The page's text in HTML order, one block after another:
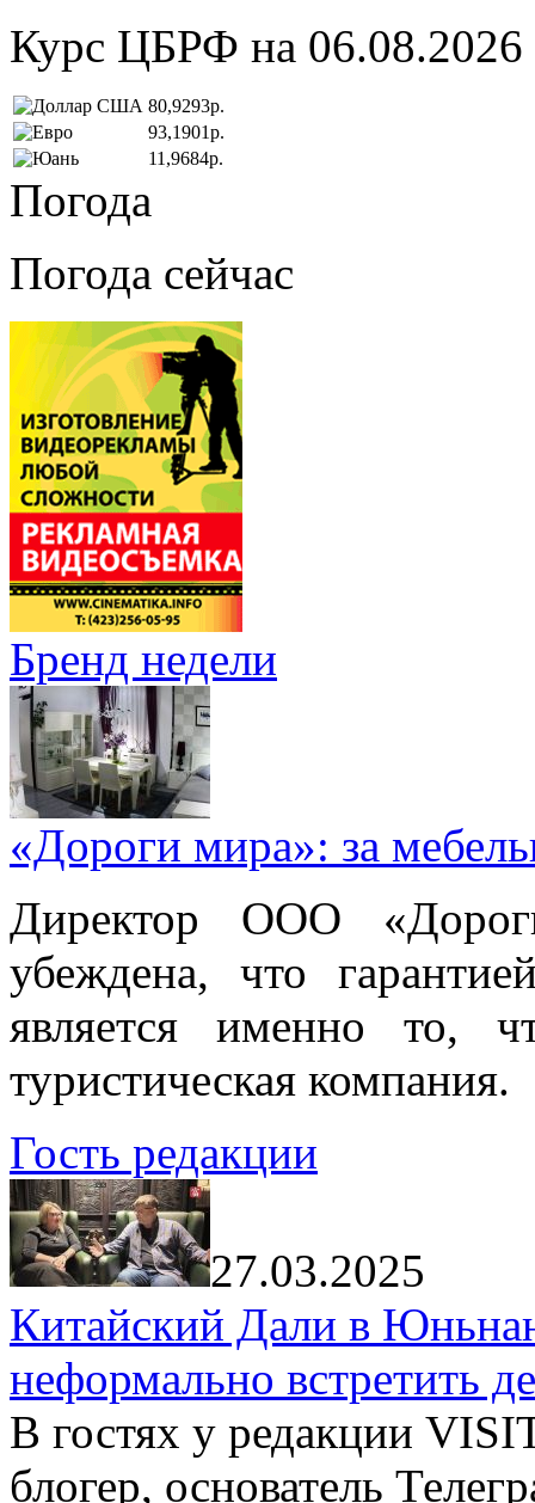
Курс ЦБРФ на 06.08.2026
80,9293р.
93,1901р.
11,9684р.
Погода
Погода сейчас
Бренд недели
«Дороги мира»: за
Директор ООО
убеждена, что
является именно то,
туристическая компания.
Гость редакции
27.03.2025
Китайский Дали в
неформально встретить
В гостях у редакции
блогер, основатель